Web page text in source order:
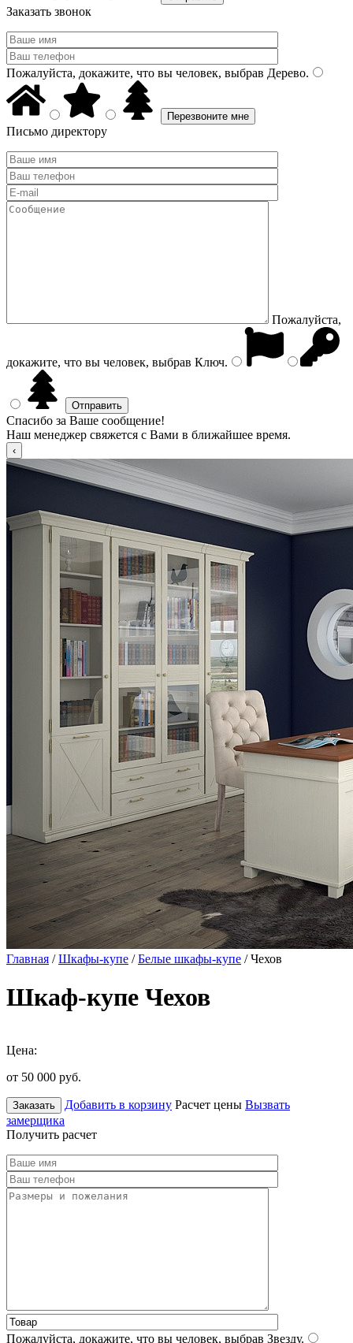
Заказать звонок
Пожалуйста, докажите, что вы человек, выбрав Дерево.
Письмо директору
Пожалуйста,
докажите, что вы человек, выбрав Ключ.
Спасибо за Ваше сообщение!
Наш менеджер свяжется с Вами в ближайшее время.
Главная /Шкафы-купе /Белые шкафы-купе / Чехов
Шкаф-купе Чехов
Цена:
от 50 000 руб.
Заказать Добавить в корзину Расчет цены Вызвать
замерщика
Получить расчет
Пожалуйста, докажите, что вы человек, выбрав Звезду.